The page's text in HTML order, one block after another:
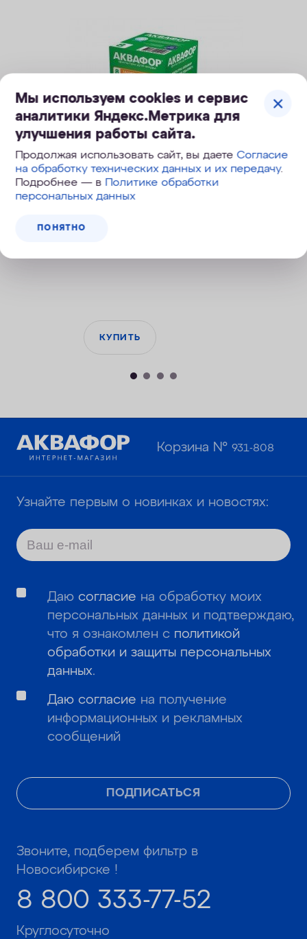
КУПИТЬ
Мы используем cookies и сервис
аналитики Яндекс.Метрика для
улучшения работы сайта.
Продолжая использовать сайт, вы даетеСогласие
на обработку технических данных и их передачу.
Подробнее — в Политике обработки
персональных данных
ПОНЯТНО
Корзина №931-808
Узнайте первым о новинках и новостях:
ПОДПИСАТЬСЯ
Даю согласие на обработку моих
персональных данных и подтверждаю,
что я ознакомлен с политикой
обработки и защиты персональных
данных.
Даю согласие на получение
информационных и рекламных
сообщений
Звоните, подберем фильтр в
Новосибирске !
8 800 333-77-52
Круглосуточно